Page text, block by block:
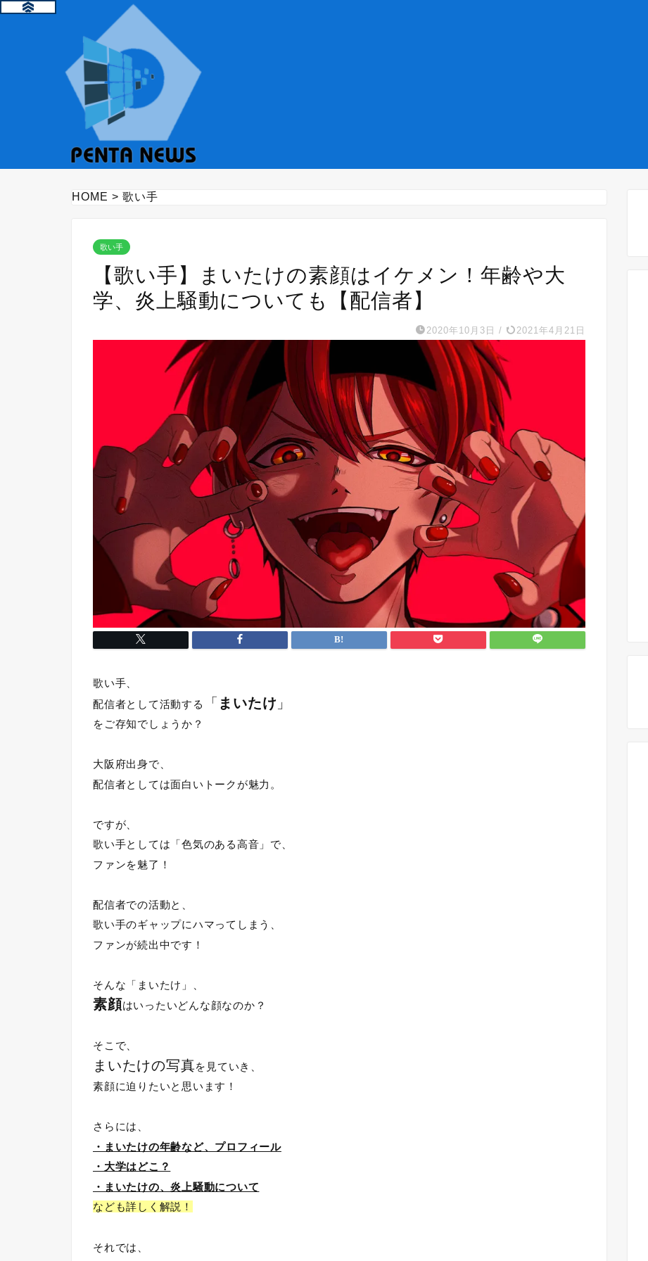
HOME > 歌い手
歌い手
【歌い手】まいたけの素顔はイケメン！年齢や大
学、炎上騒動についても【配信者】
2020年10月3日 / 2021年4月21日
歌い手、
配信者として活動する
「 まいたけ 」
をご存知でしょうか？
大阪府出身で、
配信者としては面白いトークが魅力。
ですが、
歌い手としては「色気のある高音」で、
ファンを魅了！
配信者での活動と、
歌い手のギャップにハマってしまう、
ファンが続出中です！
そんな「まいたけ」、
素顔はいったいどんな顔なのか？
そこで、
まいたけの写真を見ていき、
素顔に迫りたいと思います！
さらには、
・まいたけの年齢など、プロフィール
・大学はどこ？
・まいたけの、炎上騒動について
なども詳しく解説！
それでは、